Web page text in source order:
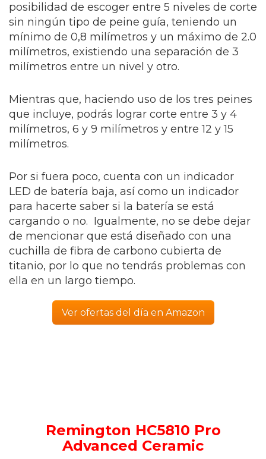
posibilidad de escoger entre 5 niveles de corte
sin ningún tipo de peine guía, teniendo un
mínimo de 0,8 milímetros y un máximo de 2.0
milímetros, existiendo una separación de 3
milímetros entre un nivel y otro.
Mientras que, haciendo uso de los tres peines
que incluye, podrás lograr corte entre 3 y 4
milímetros, 6 y 9 milímetros y entre 12 y 15
milímetros.
Por si fuera poco, cuenta con un indicador
LED de batería baja, así como un indicador
para hacerte saber si la batería se está
cargando o no. Igualmente, no se debe dejar
de mencionar que está diseñado con una
cuchilla de fibra de carbono cubierta de
titanio, por lo que no tendrás problemas con
ella en un largo tiempo.
Ver ofertas del día en Amazon
Remington HC5810 Pro
Advanced Ceramic